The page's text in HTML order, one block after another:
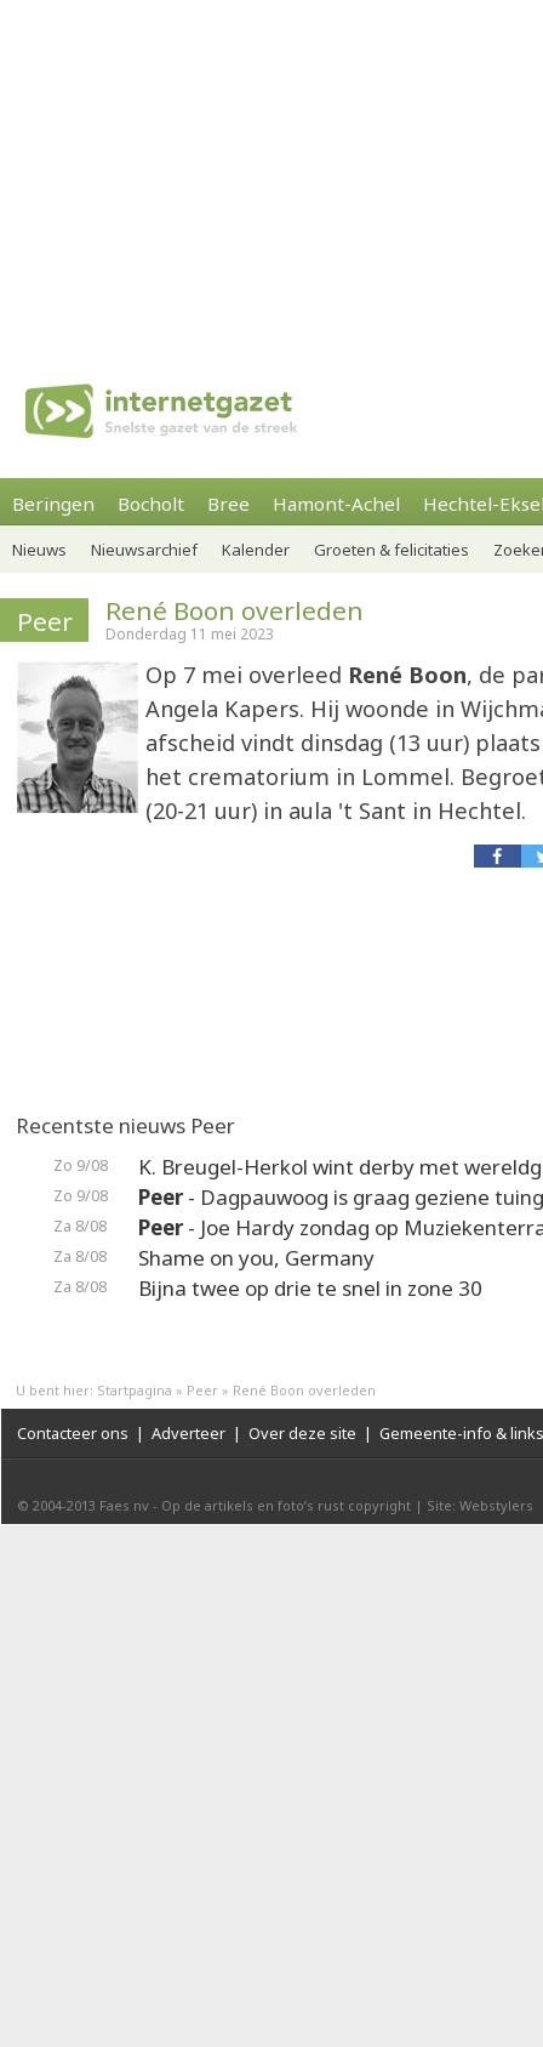
Beringen Bocholt Bree Hamont-Achel Hechtel-
Nieuws Nieuwsarchief Kalender Groeten & felicitaties
Peer René Boon overleden
Donderdag 11 mei 2023
Op 7 mei overleed René Boon, de
Angela Kapers. Hij woonde in
afscheid vindt dinsdag (13 uur)
het crematorium in Lommel.
(20-21 uur) in aula 't Sant in Hechtel.
Recentste nieuws Peer
Zo 9/08 K. Breugel-Herkol wint derby met
Zo 9/08 Peer- Dagpauwoog is graag geziene
Za 8/08 Peer- Joe Hardy zondag op
Za 8/08 Shame on you, Germany
Za 8/08 Bijna twee op drie te snel in zone 30
U bent hier: Startpagina » Peer » René Boon overleden
Contacteer ons | Adverteer | Over deze site | Gemeente-info & links
© 2004-2013 Faes nv - Op de artikels en foto’s rust copyright | Site: Webstylers